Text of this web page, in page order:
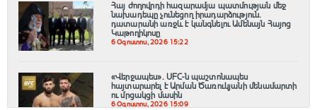
Հայ ժողովրդի հազարամյա պատմության մեջ
նախադեպը չունեցող իրադարձություն.
դատարանի առջև է կանգնելու Ամենայն Հայոց
Կաթողիկոսը
6 Օգոստոս, 2026 15:22
«Վերջապես». UFC-ն պաշտոնապես
հայտարարել է Արման Ծառուկյանի մենամարտի
ու մրցակցի մասին
6 Օգոստոս, 2026 15:09